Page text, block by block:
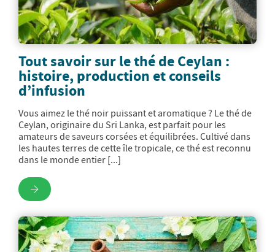
Tout savoir sur le thé de Ceylan :
histoire, production et conseils
d’infusion
Vous aimez le thé noir puissant et aromatique ? Le thé de
Ceylan, originaire du Sri Lanka, est parfait pour les
amateurs de saveurs corsées et équilibrées. Cultivé dans
les hautes terres de cette île tropicale, ce thé est reconnu
dans le monde entier [...]